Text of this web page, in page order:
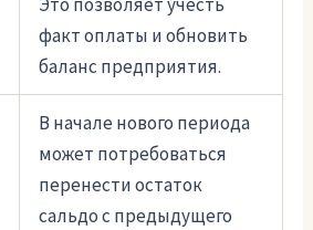
факт оплаты и обновить
баланс предприятия.
В начале нового периода
может потребоваться
перенести остаток
сальдо с предыдущего